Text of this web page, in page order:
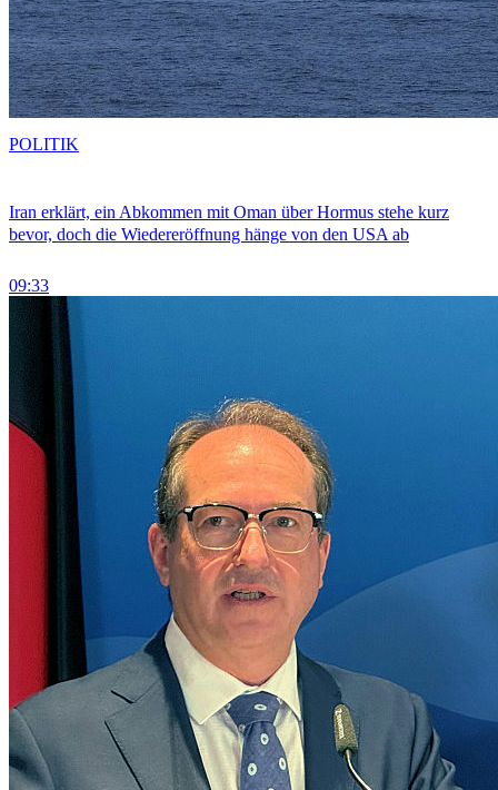
Iran erklärt, ein Abkommen mit Oman über Hormus stehe kurz
bevor, doch die Wiedereröffnung hänge von den USA ab
09:33
POLITIK